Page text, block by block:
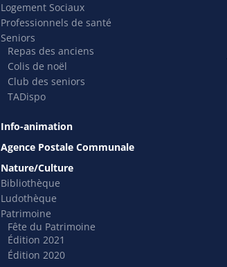
Logement Sociaux
Professionnels de santé
Seniors
Repas des anciens
Colis de noël
Club des seniors
TADispo
Info-animation
Agence Postale Communale
Nature/Culture
Bibliothèque
Ludothèque
Patrimoine
Fête du Patrimoine
Édition 2021
Édition 2020